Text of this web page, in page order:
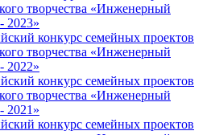
творчества «Инженерный
2023»
конкурс семейных проектов
творчества «Инженерный
2022»
конкурс семейных проектов
творчества «Инженерный
2021»
конкурс семейных проектов